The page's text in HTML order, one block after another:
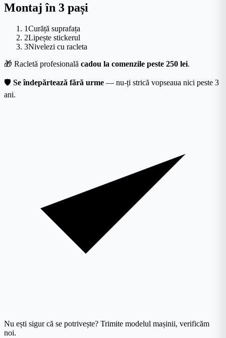
Montaj în 3 pași
1Curăță suprafața
2Lipește stickerul
3Nivelezi cu racleta
🎁 Racletă profesională cadou la comenzile peste 250 lei.
🛡 Se îndepărtează fără urme — nu-ți strică vopseaua nici peste 3
ani.
Nu ești sigur că se potrivește? Trimite modelul mașinii, verificăm
noi.